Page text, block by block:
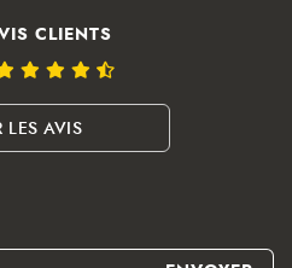
CLIENTS
LES AVIS